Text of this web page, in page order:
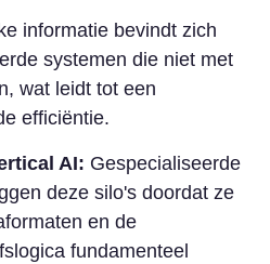
informatie bevindt zich
systemen die niet met
wat leidt tot een
efficiëntie.
AI: Gespecialiseerde
deze silo's doordat ze
en de
fundamenteel